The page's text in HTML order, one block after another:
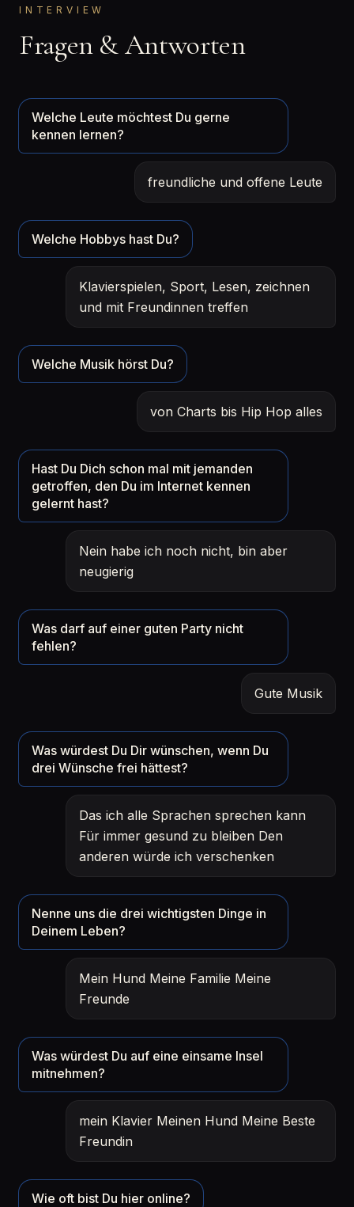
INTERVIEW
Fragen & Antworten
Welche Leute möchtest Du gerne
kennen lernen?
freundliche und offene Leute
Welche Hobbys hast Du?
Klavierspielen, Sport, Lesen, zeichnen
und mit Freundinnen treffen
Welche Musik hörst Du?
von Charts bis Hip Hop alles
Hast Du Dich schon mal mit jemanden
getroffen, den Du im Internet kennen
gelernt hast?
Nein habe ich noch nicht, bin aber
neugierig
Was darf auf einer guten Party nicht
fehlen?
Gute Musik
Was würdest Du Dir wünschen, wenn Du
drei Wünsche frei hättest?
Das ich alle Sprachen sprechen kann
Für immer gesund zu bleiben Den
anderen würde ich verschenken
Nenne uns die drei wichtigsten Dinge in
Deinem Leben?
Mein Hund Meine Familie Meine
Freunde
Was würdest Du auf eine einsame Insel
mitnehmen?
mein Klavier Meinen Hund Meine Beste
Freundin
Wie oft bist Du hier online?